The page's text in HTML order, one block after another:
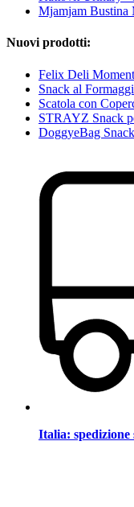
Mjamjam Bustina
Nuovi prodotti:
Felix Deli
Snack al
Scatola con
STRAYZ Snack
DoggyeBag
Italia: